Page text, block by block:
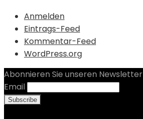
Anmelden
Eintrags-Feed
Kommentar-Feed
WordPress.org
Abonnieren Sie unseren Newsletter
Email